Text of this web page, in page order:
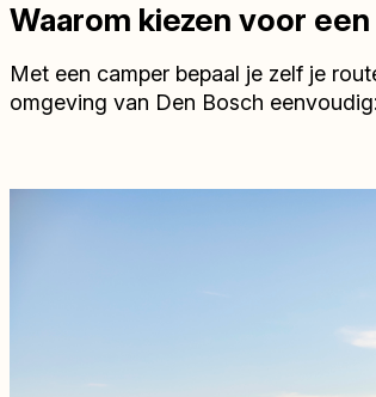
Waarom kiezen voor
Met een camper bepaal je zelf je
omgeving van Den Bosch